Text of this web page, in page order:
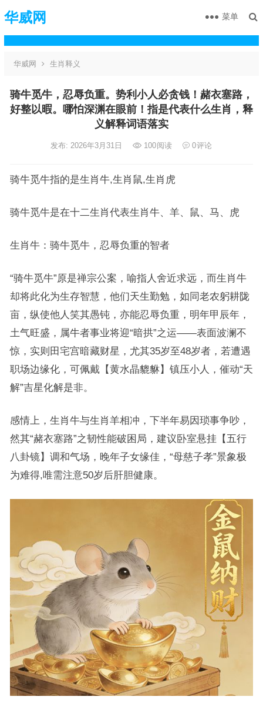
华威网 菜单
华威网 生肖释义
骑牛觅牛，忍辱负重。势利小人必贪钱！赭衣塞路，
好整以暇。哪怕深渊在眼前！指是代表什么生肖，释
义解释词语落实
发布: 2026年3月31日 100阅读 0评论
骑牛觅牛指的是生肖牛,生肖鼠,生肖虎
骑牛觅牛是在十二生肖代表生肖牛、羊、鼠、马、虎
生肖牛：骑牛觅牛，忍辱负重的智者
“骑牛觅牛”原是禅宗公案，喻指人舍近求远，而生肖牛
却将此化为生存智慧，他们天生勤勉，如同老农躬耕陇
亩，纵使他人笑其愚钝，亦能忍辱负重，明年甲辰年，
土气旺盛，属牛者事业将迎“暗拱”之运——表面波澜不
惊，实则田宅宫暗藏财星，尤其35岁至48岁者，若遭遇
职场边缘化，可佩戴【黄水晶貔貅】镇压小人，催动“天
解”吉星化解是非。
感情上，生肖牛与生肖羊相冲，下半年易因琐事争吵，
然其“赭衣塞路”之韧性能破困局，建议卧室悬挂【五行
八卦镜】调和气场，晚年子女缘佳，“母慈子孝”景象极
为难得,唯需注意50岁后肝胆健康。